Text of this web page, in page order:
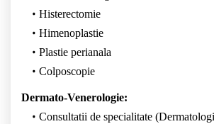
Histerectomie
Himenoplastie
Plastie perianala
Colposcopie
Dermato-Venerologie:
Consultatii de specialitate